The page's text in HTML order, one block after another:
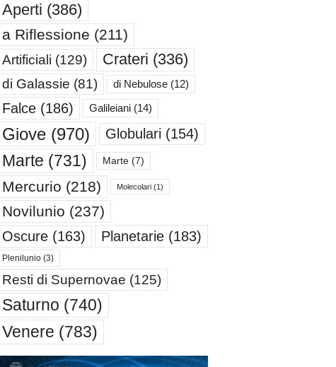
Aperti (386)
a Riflessione (211)
Artificiali (129) Crateri (336)
di Galassie (81) di Nebulose(12)
Falce(186) Galileiani(14)
Giove(970) Globulari (154)
Marte (731) Marte(7)
Mercurio (218) Molecolari(1)
Novilunio (237)
Oscure(163) Planetarie(183)
Plenilunio(3)
Resti di Supernovae (125)
Saturno (740)
Venere (783)